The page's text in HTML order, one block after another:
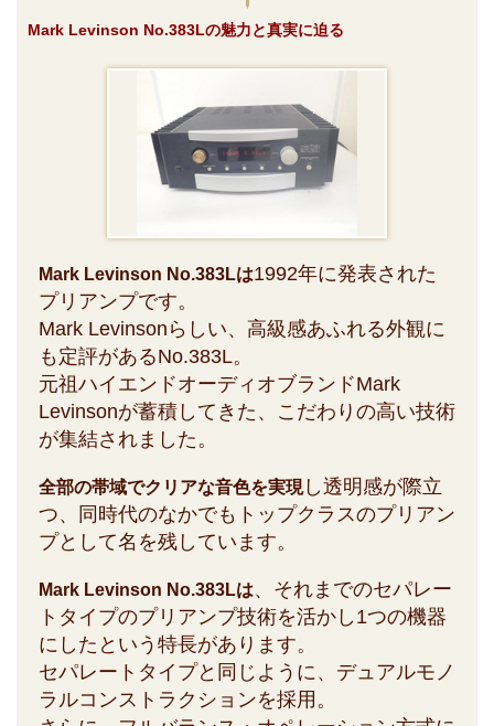
Mark Levinson No.383Lの魅力と真実に迫る
Mark Levinson No.383Lは1992年に発表された
プリアンプです。
Mark Levinsonらしい、高級感あふれる外観に
も定評があるNo.383L。
元祖ハイエンドオーディオブランドMark
Levinsonが蓄積してきた、こだわりの高い技術
が集結されました。
全部の帯域でクリアな音色を実現し透明感が際立
つ、同時代のなかでもトップクラスのプリアン
プとして名を残しています。
Mark Levinson No.383Lは、それまでのセパレー
トタイプのプリアンプ技術を活かし1つの機器
にしたという特長があります。
セパレートタイプと同じように、デュアルモノ
ラルコンストラクションを採用。